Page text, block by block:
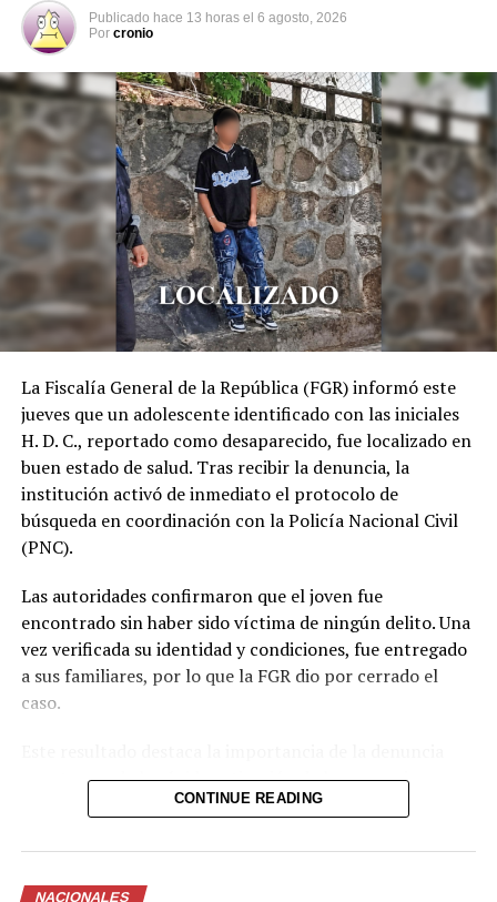
Foto: @ogiron
Publicado hace 13 horas el 6 agosto, 2026
Por cronio
La Fiscalía General de la República (FGR) informó este
jueves que un adolescente identificado con las iniciales
H. D. C., reportado como desaparecido, fue localizado en
buen estado de salud. Tras recibir la denuncia, la
institución activó de inmediato el protocolo de
búsqueda en coordinación con la Policía Nacional Civil
(PNC).
Las autoridades confirmaron que el joven fue
encontrado sin haber sido víctima de ningún delito. Una
vez verificada su identidad y condiciones, fue entregado
a sus familiares, por lo que la FGR dio por cerrado el
caso.
oportuna y de la rápida activación de los mecanismos
interinstitucionales de búsqueda. La coordinación entre
tiempo relativamente corto y descartar cualquier
situación de riesgo o hecho delictivo.
CONTINUE READING
NACIONALES